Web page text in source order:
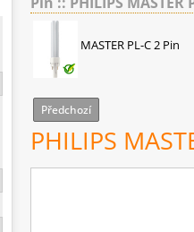
MASTER PL-C 2 Pin
Předchozí
PHILIPS